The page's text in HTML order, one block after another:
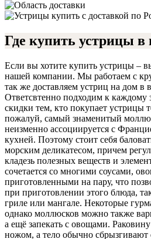
Где купить устрицы в
Если вы хотите купить устрицы –
нашей компании. Мы работаем с
так же доставляем устриц на дом в
Ответсвтенно подходим к каждому
скидки тем, кто покупает устрицы
пожалуй, самый знаменитый
неизменно ассоциируется с
кухней. Поэтому стоит себя
морским деликатесом, причем
кладезь полезных веществ и
сочетается со многими соусами,
приготовленными на пару, что
при приготовлении этого блюда,
гриле или мангале. Некоторые
однако моллюсков можно также
а ещё запекать с овощами.
ножом, а тело обычно сбрызгивают